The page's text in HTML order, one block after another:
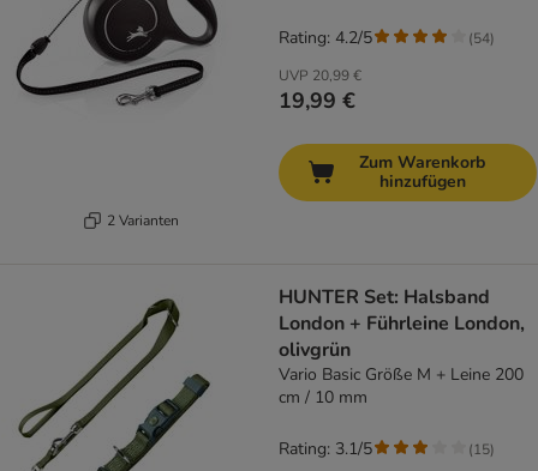
2 Varianten
UVP 20,99 €
19,99 €
Rating: 4.2/5 (54)
Zum Warenkorb
hinzufügen
HUNTER Set: Halsband
London + Führleine London,
olivgrün
Vario Basic Größe M + Leine 200
cm / 10 mm
Rating: 3.1/5 (15)